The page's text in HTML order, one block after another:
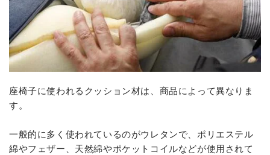
座椅子に使われるクッション材は、商品によって異なりま
す。
一般的に多く使われているのがウレタンで、ポリエステル
綿やフェザー、天然綿やポケットコイルなどが使用されて